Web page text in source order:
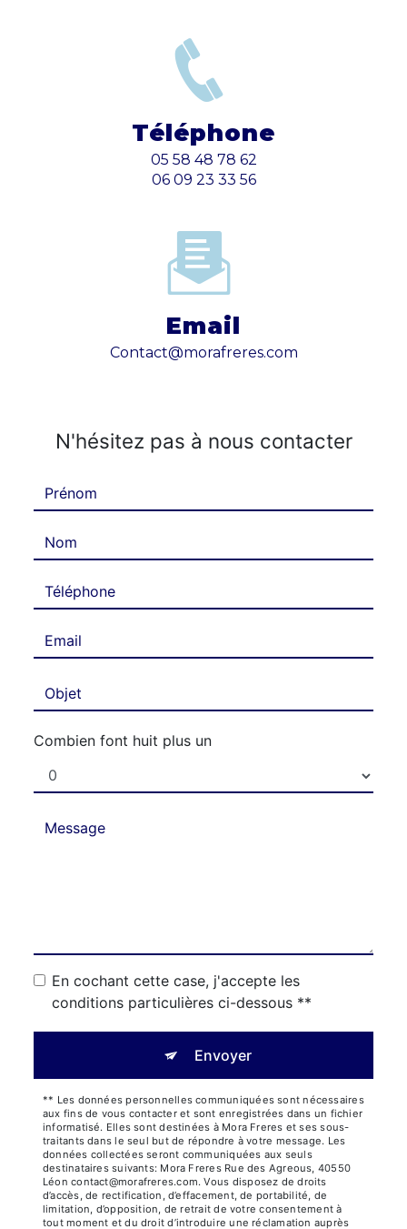
Téléphone
05 58 48 78 62
06 09 23 33 56
Email
contact@morafreres.com
N'hésitez pas à nous contacter
Combien font huit plus un
En cochant cette case, j'accepte les
conditions particulières ci-dessous **
Envoyer
** Les données personnelles communiquées sont nécessaires
aux fins de vous contacter et sont enregistrées dans un fichier
informatisé. Elles sont destinées à Mora Freres et ses sous-
traitants dans le seul but de répondre à votre message. Les
données collectées seront communiquées aux seuls
destinataires suivants: Mora Freres Rue des Agreous, 40550
Léon contact@morafreres.com. Vous disposez de droits
d’accès, de rectification, d’effacement, de portabilité, de
limitation, d’opposition, de retrait de votre consentement à
tout moment et du droit d’introduire une réclamation auprès